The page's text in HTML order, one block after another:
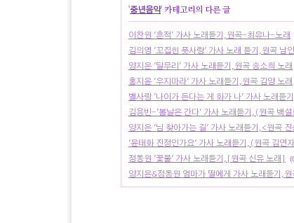
'중년음악' 카테고리의 다른 글
이찬원 '흔적' 가사 노래듣기,원곡-최유나-노래
김의영 '꼬집힌 풋사랑' 가사 노래 듣기,원곡 남
양지은 '달무리' 가사 노래듣기,원곡 송소희 노래
홍지윤 '우지마라' 가사 노래듣기,원곡 김양 노래
별사랑 '나이가 든다는 게 화가 나' 가사 노래듣
김용빈-'봄날은 간다' 가사 노래듣기,(원곡 백
양지은 '님 찾아가는 길' 가사 노래듣기,<원곡 진
'윤태화 진정인가요' 가사 노래듣기,(원곡 김연
정동원 '꽃물' 가사 노래듣기,[원곡 신유 노래]
양지은&정동원 엄마가 딸에게 가사 노래듣기,원